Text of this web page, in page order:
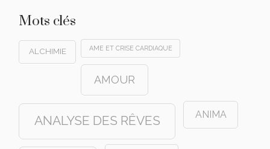
Mots clés
ALCHIMIE AME ET CRISE CARDIAQUE
AMOUR
ANALYSE DES RÊVES ANIMA